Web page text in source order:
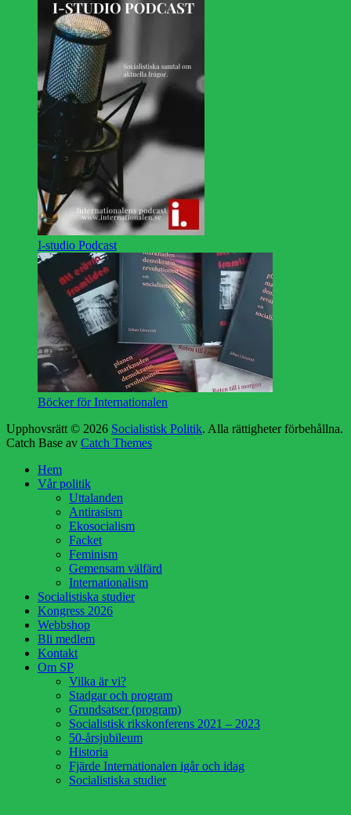
I-studio Podcast
Böcker för Internationalen
Upphovsrätt © 2026 Socialistisk Politik. Alla rättigheter förbehållna.
Catch Base av Catch Themes
Hem
Vår politik
Uttalanden
Antirasism
Ekosocialism
Facket
Feminism
Gemensam välfärd
Internationalism
Socialistiska studier
Kongress 2026
Webbshop
Bli medlem
Kontakt
Om SP
Vilka är vi?
Stadgar och program
Grundsatser (program)
Socialistisk rikskonferens 2021 – 2023
50-årsjubileum
Historia
Fjärde Internationalen igår och idag
Socialistiska studier